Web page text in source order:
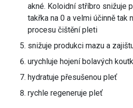
akné. Koloidní stříbro snižuje
takřka na 0 a velmi účinně tak
procesu čištění pleti
snižuje produkci mazu a
urychluje hojení bolavých
hydratuje přesušenou pleť
rychle regeneruje pleť